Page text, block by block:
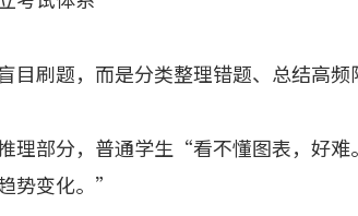
目刷题，而是分类整理错题、总结高频
理部分，普通学生“看不懂图表，好
势变化。”